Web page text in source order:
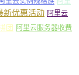
新优惠活动 阿里云
团 阿里云服务器收费